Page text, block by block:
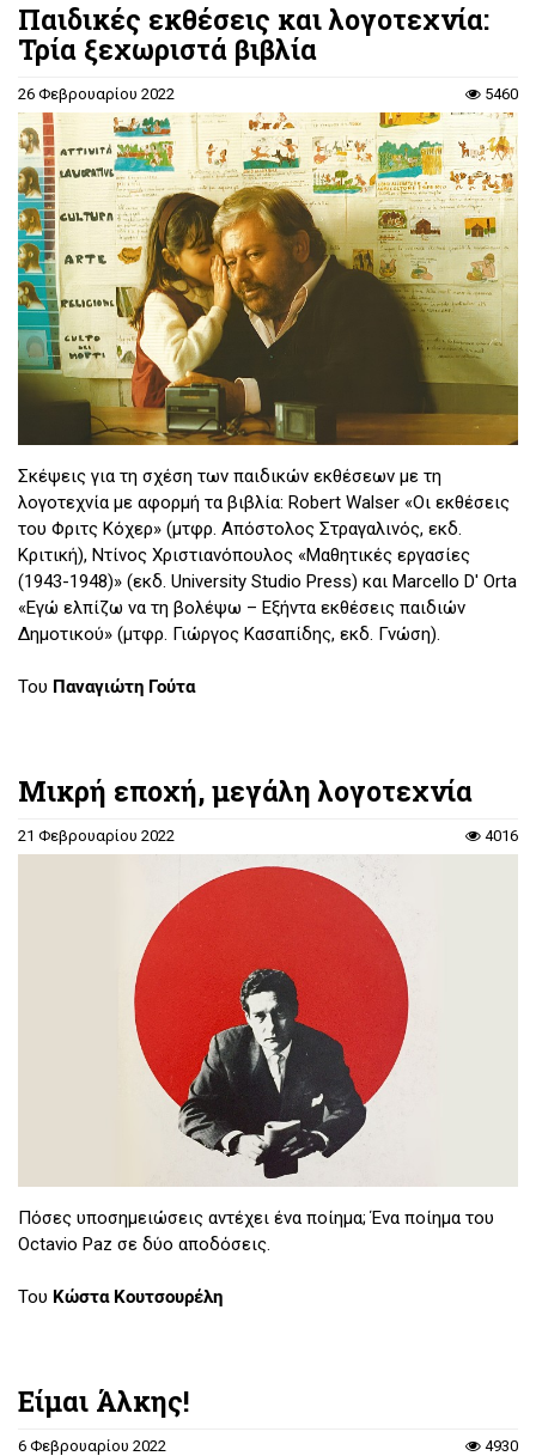
Παιδικές εκθέσεις και λογοτεχνία:
Τρία ξεχωριστά βιβλία
26 Φεβρουαρίου 2022 5460
Σκέψεις για τη σχέση των παιδικών εκθέσεων με τη
λογοτεχνία με αφορμή τα βιβλία: Robert Walser «Οι εκθέσεις
του Φριτς Κόχερ» (μτφρ. Απόστολος Στραγαλινός, εκδ.
Κριτική), Ντίνος Χριστιανόπουλος «Μαθητικές εργασίες
(1943-1948)» (εκδ. University Studio Press) και Marcello D' Orta
«Εγώ ελπίζω να τη βολέψω – Εξήντα εκθέσεις παιδιών
Δημοτικού» (μτφρ. Γιώργος Κασαπίδης, εκδ. Γνώση).
Του Παναγιώτη Γούτα
Μικρή εποχή, μεγάλη λογοτεχνία
21 Φεβρουαρίου 2022 4016
Πόσες υποσημειώσεις αντέχει ένα ποίημα; Ένα ποίημα του
Octavio Paz σε δύο αποδόσεις.
Του Κώστα Κουτσουρέλη
Είμαι Άλκης!
6 Φεβρουαρίου 2022 4930